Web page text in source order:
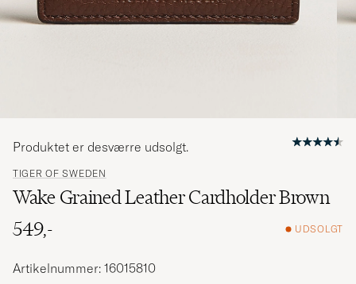
TIGER OF SWEDEN
Wake Grained Leather Cardholder Brown
549,-
UDSOLGT
Produktet er desværre udsolgt.
Artikelnummer: 16015810